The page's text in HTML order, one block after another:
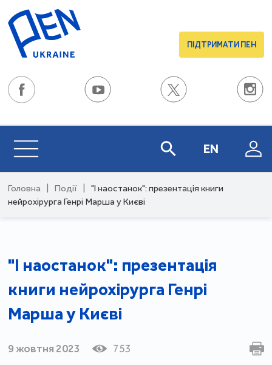
ПІДТРИМАТИ ПЕН
EN
Головна Події
"І наостанок": презентація книги
нейрохірурга Генрі Марша у Києві
"І наостанок": презентація
книги нейрохірурга Генрі
Марша у Києві
9 жовтня 2023 753